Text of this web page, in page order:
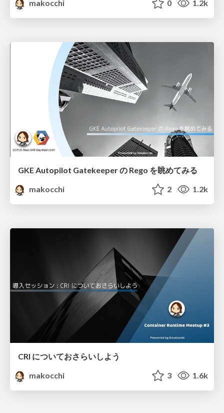
makocchi 0 1.2k
GKE Autopilot Gatekeeper の Rego を眺めてみる
makocchi
2 1.2k
CRI についておさらいしよう
makocchi
3 1.6k